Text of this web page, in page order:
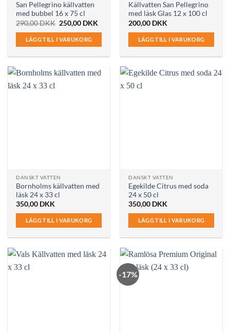
San Pellegrino källvatten
med bubbel 16 x 75 cl
290,00DKK Det
ursprungliga
priset
var:
290,00 DKK.
250,00 DKK
250,00 DKK.
LÄGG TILL I VARUKORG
Källvatten San Pellegrino
med läsk Glas 12 x 100 cl
200,00 DKK
LÄGG TILL I VARUKORG
DANSKT VATTEN
Bornholms källvatten med
läsk 24 x 33 cl
350,00 DKK
LÄGG TILL I VARUKORG
DANSKT VATTEN
Egekilde Citrus med soda
24 x 50 cl
350,00 DKK
LÄGG TILL I VARUKORG
-17%